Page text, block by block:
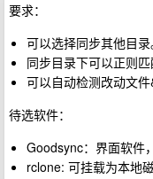
要求：
可以选择同步其他目录
同步目录下可以正则
可以自动检测改动文件
待选软件：
Goodsync：界面软件
rclone: 可挂载为本地